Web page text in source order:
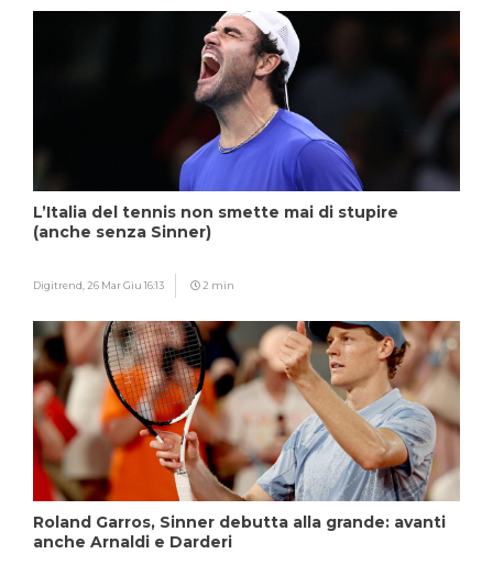
L’Italia del tennis non smette mai di stupire
(anche senza Sinner)
Digitrend, 26 Mar Giu 16:13 2 min
Roland Garros, Sinner debutta alla grande: avanti
anche Arnaldi e Darderi